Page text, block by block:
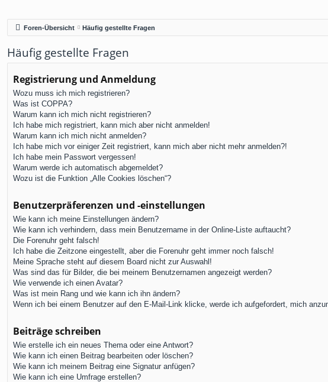
Foren-Übersicht Häufig gestellte Fragen
Häufig gestellte Fragen
Registrierung und Anmeldung
Wozu muss ich mich registrieren?
Was ist COPPA?
Warum kann ich mich nicht registrieren?
Ich habe mich registriert, kann mich aber nicht anmelden!
Warum kann ich mich nicht anmelden?
Ich habe mich vor einiger Zeit registriert, kann mich aber nicht mehr anmelden?!
Ich habe mein Passwort vergessen!
Warum werde ich automatisch abgemeldet?
Wozu ist die Funktion „Alle Cookies löschen“?
Benutzerpräferenzen und -einstellungen
Wie kann ich meine Einstellungen ändern?
Wie kann ich verhindern, dass mein Benutzername in der Online-Liste auftaucht?
Die Forenuhr geht falsch!
Ich habe die Zeitzone eingestellt, aber die Forenuhr geht immer noch falsch!
Meine Sprache steht auf diesem Board nicht zur Auswahl!
Was sind das für Bilder, die bei meinem Benutzernamen angezeigt werden?
Wie verwende ich einen Avatar?
Was ist mein Rang und wie kann ich ihn ändern?
Wenn ich bei einem Benutzer auf den E-Mail-Link klicke, werde ich aufgefordert, mich
Beiträge schreiben
Wie erstelle ich ein neues Thema oder eine Antwort?
Wie kann ich einen Beitrag bearbeiten oder löschen?
Wie kann ich meinem Beitrag eine Signatur anfügen?
Wie kann ich eine Umfrage erstellen?